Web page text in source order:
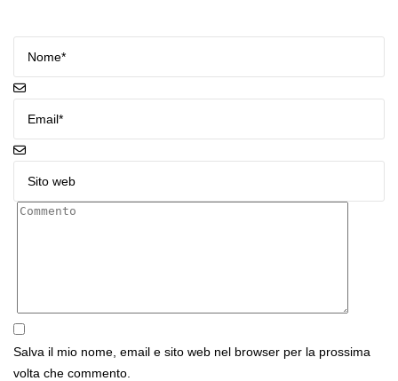
Salva il mio nome, email e sito web nel browser per la prossima
volta che commento.